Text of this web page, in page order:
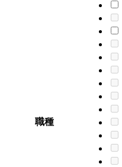
職種